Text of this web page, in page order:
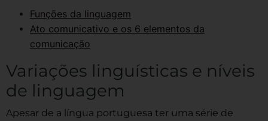
Funções da linguagem
Ato comunicativo e os 6 elementos da
comunicação
Variações linguísticas e níveis
de linguagem
Apesar de a língua portuguesa ter uma série de